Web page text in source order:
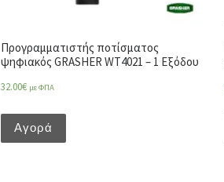
Προγραμματιστής ποτίσματος
ψηφιακός GRASHER WT4021 – 1 Εξόδου
32.00€ με ΦΠΑ
Αγορά